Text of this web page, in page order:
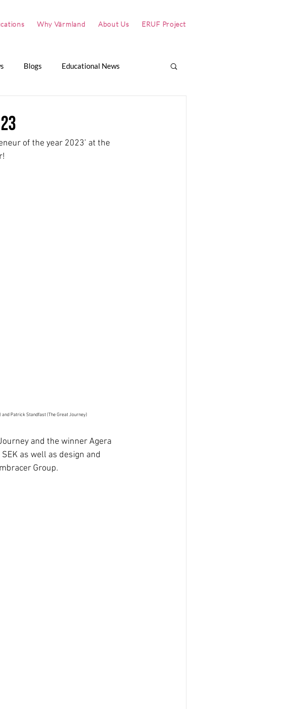
Why Värmland About Us ERUF Project
Blogs Educational News
of the year 2023’ at the
Patrick Standfast (The Great Journey)
and the winner Agera
as well as design and
Group.